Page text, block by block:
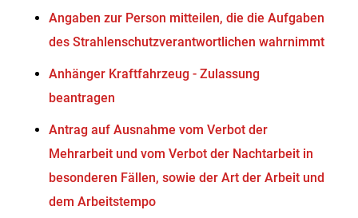
Angaben zur Person mitteilen, die die Aufgaben
des Strahlenschutzverantwortlichen wahrnimmt
Anhänger Kraftfahrzeug - Zulassung
beantragen
Antrag auf Ausnahme vom Verbot der
Mehrarbeit und vom Verbot der Nachtarbeit in
besonderen Fällen, sowie der Art der Arbeit und
dem Arbeitstempo